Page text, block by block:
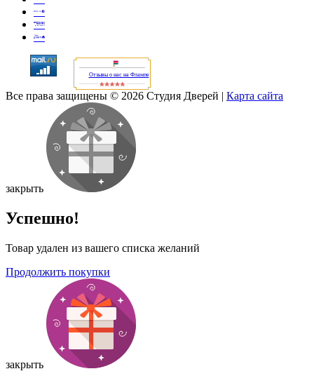
Отзывы о нас на Флампе
Все права защищены © 2026 Студия Дверей | Карта сайта
закрыть
Успешно!
Товар удален из вашего списка желаний
Продолжить покупки
закрыть